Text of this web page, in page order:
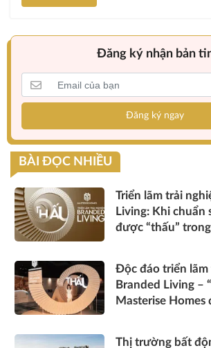
Đăng ký nhận bản
Đăng ký ngay
BÀI ĐỌC NHIỀU
Triển lãm trải
Living: Khi chuẩn
được “thấu”
Độc đáo triển lãm
Branded Living –
Masterise Homes
Thị trường bất